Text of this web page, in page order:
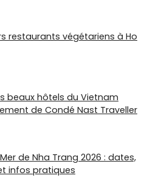
restaurants végétariens à Ho
beaux hôtels du Vietnam
de Condé Nast Traveller
de Nha Trang 2026 : dates,
infos pratiques